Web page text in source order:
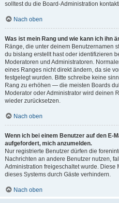
solltest du die Board-Administration
Nach oben
Was ist mein Rang und wie kann ich ihn
Ränge, die unter deinem Benutzernamen
du bislang erstellt hast oder identifizieren
Moderatoren und Administratoren.
eines Ranges nicht direkt ändern, da sie
festgelegt wurden. Bitte schreibe keine
Rang zu erhöhen — die meisten Boards
Moderator oder Administrator wird deinen
wieder zurücksetzen.
Nach oben
Wenn ich bei einem Benutzer auf den E-
aufgefordert, mich anzumelden.
Nur registrierte Benutzer dürfen die
Nachrichten an andere Benutzer nutzen,
Administration freigeschaltet wurde. Diese
dieses Systems durch Gäste verhindern.
Nach oben